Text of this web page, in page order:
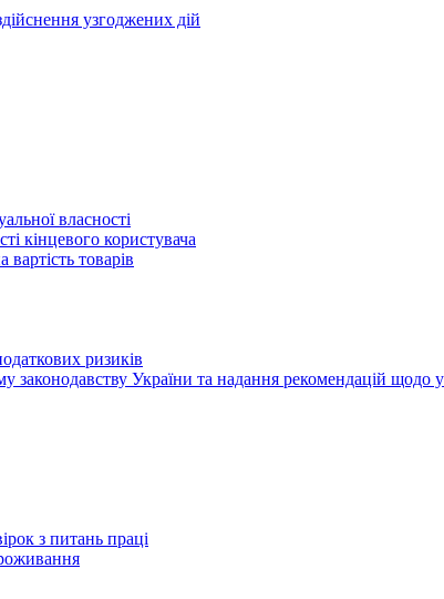
узгоджених дій
власності
кінцевого користувача
вартість товарів
ризиків
України та надання рекомендацій щодо
з питань праці